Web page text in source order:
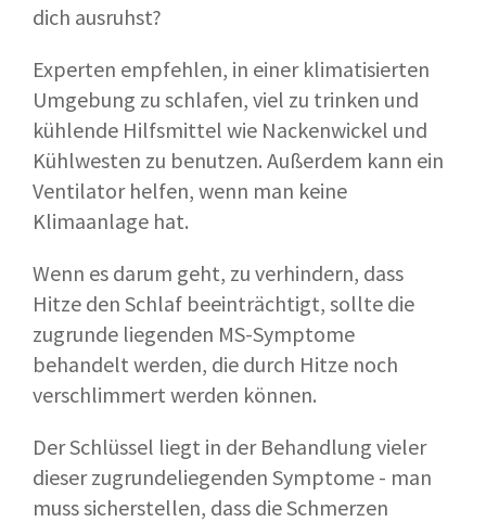
dich ausruhst?
Experten empfehlen, in einer klimatisierten
Umgebung zu schlafen, viel zu trinken und
kühlende Hilfsmittel wie Nackenwickel und
Kühlwesten zu benutzen. Außerdem kann ein
Ventilator helfen, wenn man keine
Klimaanlage hat.
Wenn es darum geht, zu verhindern, dass
Hitze den Schlaf beeinträchtigt, sollte die
zugrunde liegenden MS-Symptome
behandelt werden, die durch Hitze noch
verschlimmert werden können.
Der Schlüssel liegt in der Behandlung vieler
dieser zugrundeliegenden Symptome - man
muss sicherstellen, dass die Schmerzen